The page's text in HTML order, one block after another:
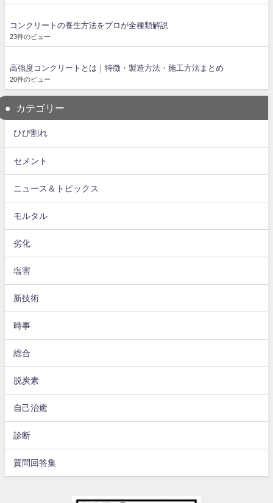
コンクリートの養生方法をプロが全種類解説
23件のビュー
高強度コンクリートとは｜特徴・製造方法・施工方法まとめ
20件のビュー
カテゴリー
ひび割れ
セメント
ニュース＆トピックス
モルタル
劣化
塩害
新技術
時事
総合
脱炭素
自己治癒
診断
質問回答集